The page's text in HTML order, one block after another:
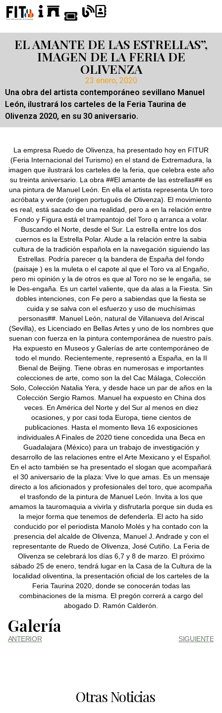
EL AMANTE DE LAS ESTRELLAS”,
IMAGEN DE LA FERIA DE
OLIVENZA
23 enero, 2020
Una obra del artista contemporáneo sevillano Manuel
León, ilustrará los carteles de la Feria Taurina de
Olivenza 2020, en su 30 aniversario.
La empresa Ruedo de Olivenza, ha presentado hoy en FITUR
(Feria Internacional del Turismo) en el stand de Extremadura, la
imagen que ilustrará los carteles de la feria, que celebra este año
su treinta aniversario. La obra ##El amante de las estrellas## es
una pintura de Manuel León. En ella el artista representa Un toro
acróbata y verde (origen portugués de Olivenza). El movimiento
es real, está sacado de una realidad, pero a en la relación entre
Fondo y Figura está el trampantojo del Toro q arranca a volar.
Buscando el Norte, desde el Sur. La estrella entre los dos
cuernos es la Estrella Polar. Alude a la relación entre la sabia
cultura de la tradición española en la navegación siguiendo las
Estrellas. Podría parecer q la bandera de España del fondo
(paisaje ) es la muleta o el capote al que el Toro va al Engaño,
pero mi opinión y la de otros es que al Toro no se le engaña, se
le Des-engaña. Es un cartel valiente, que da alas a la Fiesta. Sin
dobles intenciones, con Fe pero a sabiendas que la fiesta se
cuida y se salva con el esfuerzo y uso de muchísimas
personas##. Manuel León, natural de Villanueva del Ariscal
(Sevilla), es Licenciado en Bellas Artes y uno de los nombres que
suenan con fuerza en la pintura contemporánea de nuestro país.
Ha expuesto en Museos y Galerías de arte contemporáneo de
todo el mundo. Recientemente, representó a España, en la II
Bienal de Beijing. Tiene obras en numerosas e importantes
colecciones de arte, como son la del Cac Málaga, Colección
Solo, Colección Natalia Yera, y desde hace un par de años en la
Colección Sergio Ramos. Manuel ha expuesto en China dos
veces. En América del Norte y del Sur al menos en diez
ocasiones, y por casi toda Europa, tiene cientos de
publicaciones. Hasta el momento lleva 16 exposiciones
individuales A Finales de 2020 tiene concedida una Beca en
Guadalajara (México) para un trabajo de investigación y
desarrollo de las relaciones entre el Arte Mexicano y el Español.
En el acto también se ha presentado el slogan que acompañará
el 30 aniversario de la plaza: Vive lo que amas. Es un mensaje
directo a los aficionados y profesionales del toro, que acompaña
el trasfondo de la pintura de Manuel León. Invita a los que
amamos la tauromaquia a vivirla y disfrutarla porque sin duda es
la mejor forma que tenemos de defenderla. El acto ha sido
conducido por el periodista Manolo Molés y ha contado con la
presencia del alcalde de Olivenza, Manuel J. Andrade y con el
representante de Ruedo de Olivenza, José Cutiño. La Feria de
Olivenza se celebrará los días 6,7 y 8 de marzo. El próximo
sábado 25 de enero, tendrá lugar en la Casa de la Cultura de la
localidad oliventina, la presentación oficial de los carteles de la
Feria Taurina 2020, donde se conocerán todas las
combinaciones de la misma. El pregón correrá a cargo del
abogado D. Ramón Calderón.
Galería
ANTERIOR SIGUIENTE
Otras Noticias